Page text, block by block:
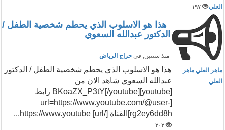
العلي
١٩٧
هذا هو الاسلوب الذي يحطم شخصية الطفل /
الدكتور عبدالله السعوي
منذ سنتين, في حراج الرياض
ماهر العلي ماهر
العلي
هذا هو الاسلوب الذي يحطم شخصية الطفل / الدكتور
عبدالله السعوي شاهد الان من
[youtube]BKoaZX_P3tY[/youtube] رابط
[url=https://www.youtube.com/@user-
rg2ey6dd8h]القناة [/url] https://www.youtube...
٢٠٢